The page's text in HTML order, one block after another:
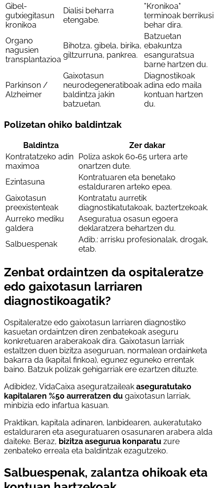
Gibel-
gutxiegitasun
kronikoa
Dialisi beharra
etengabe.
"Kronikoa"
terminoak berrikusi
behar dira.
Organo
nagusien
transplantazioa
Bihotza, gibela, birika,
giltzurruna, pankrea.
Batzuetan
ebakuntza
esanguratsua
barne hartzen du.
Parkinson /
Alzheimer
Gaixotasun
neurodegeneratiboak
baldintza jakin
batzuetan.
Diagnostikoak
adina edo maila
kontuan hartzen
du.
Polizetan ohiko baldintzak
Baldintza
Zer dakar
Kontratatzeko adin
maximoa
Poliza askok 60‑65 urtera arte
onartzen dute.
Ezintasuna
Kontratuaren eta benetako
estalduraren arteko epea.
Gaixotasun
preexistenteak
Kontratatu aurretik
diagnostikatutakoak, baztertzekoak.
Aurreko mediku
galdera
Aseguratua osasun egoera
deklaratzera behartzen du.
Salbuespenak
Adib.: arrisku profesionalak, drogak,
etab.
Zenbat ordaintzen da ospitaleratze
edo gaixotasun larriaren
diagnostikoagatik?
Ospitaleratze edo gaixotasun larriaren diagnostiko
kasuetan ordaintzen diren zenbatekoak aseguru
konkretuaren araberakoak dira. Gaixotasun larriak
estaltzen duen bizitza aseguruan, normalean ordainketa
bakarra da (kapital finkoa), egunez eguneko errentak
baino. Batzuk polizak gehigarriak ere ezartzen dituzte.
Adibidez, VidaCaixa aseguratzaileak aseguratutako
kapitalaren %50 aurreratzen du gaixotasun larriak,
minbizia edo infartua kasuan.
Praktikan, kapitala adinaren, lanbidearen, aukeratutako
estalduraren eta aseguratuaren osasunaren arabera alda
daiteke. Beraz, bizitza asegurua konparatu zure
zenbateko erreala eta baldintzak ezagutzeko.
Salbuespenak, zalantza ohikoak eta